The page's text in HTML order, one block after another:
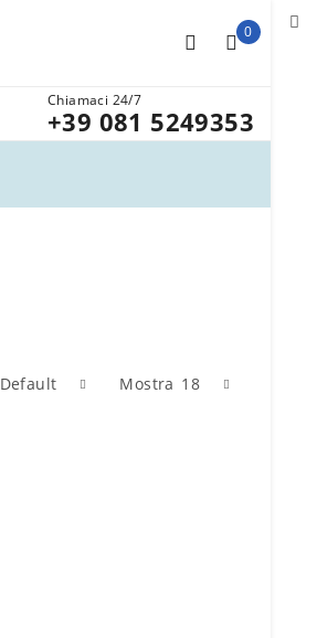
0
Chiamaci 24/7
+39 081 5249353
Default Mostra 18